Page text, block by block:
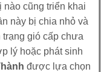
cũng triển khai
này bị chia nhỏ và
gió cấp chưa
lý hoặc phát sinh
được lựa chọn